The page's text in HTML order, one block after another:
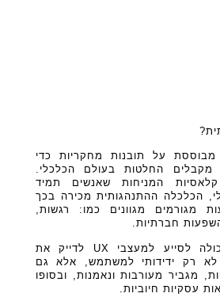
מבוססת על תובנות מחקריות כדי
מקבלים החלטות בעולם הכלכלי.
קלאסיות המניחות שאנשים תמיד
הכלכלה ההתנהגותית מכירה בכך
מגורמים מגוונים כמו: רגשות,
חברתיות.
הבנת עקרונותיה יכולה לסייע למעצבי UX לדייק את
רק ידידותי למשתמש, אלא גם
מגביר מעורבות ונאמנות, ובסופו
עסקיות חיוביות.